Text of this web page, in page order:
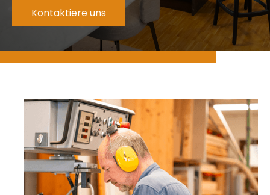
Kontaktiere uns